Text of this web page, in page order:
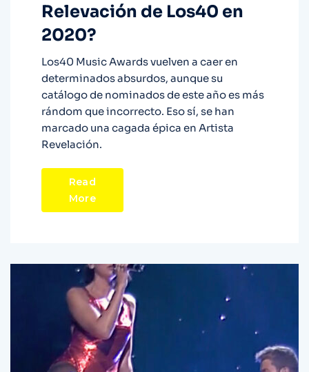
Relevación de Los40 en
2020?
Los40 Music Awards vuelven a caer en
determinados absurdos, aunque su
catálogo de nominados de este año es más
rándom que incorrecto. Eso sí, se han
marcado una cagada épica en Artista
Revelación.
Read
More